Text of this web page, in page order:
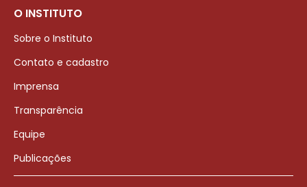
O INSTITUTO
Sobre o Instituto
Contato e cadastro
Imprensa
Transparência
Equipe
Publicações